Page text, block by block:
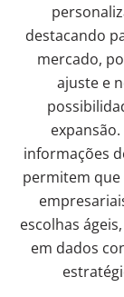
destacando
mercado,
ajuste e
expansão.
informações
permitem que
escolhas
em dados